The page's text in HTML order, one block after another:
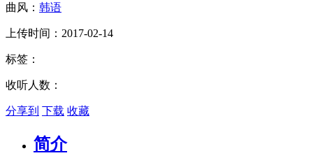
曲风： 韩语
上传时间：2017-02-14
标签：
收听人数：
分享到 下载 收藏
简介